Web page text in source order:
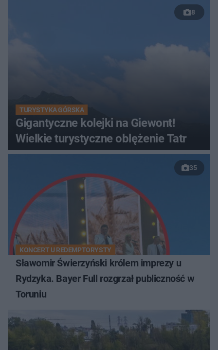
8
TURYSTYKA GÓRSKA
Gigantyczne kolejki na Giewont!
Wielkie turystyczne oblężenie Tatr
35
KONCERT U REDEMPTORYSTY
Sławomir Świerzyński królem imprezy u
Rydzyka. Bayer Full rozgrzał publiczność w
Toruniu